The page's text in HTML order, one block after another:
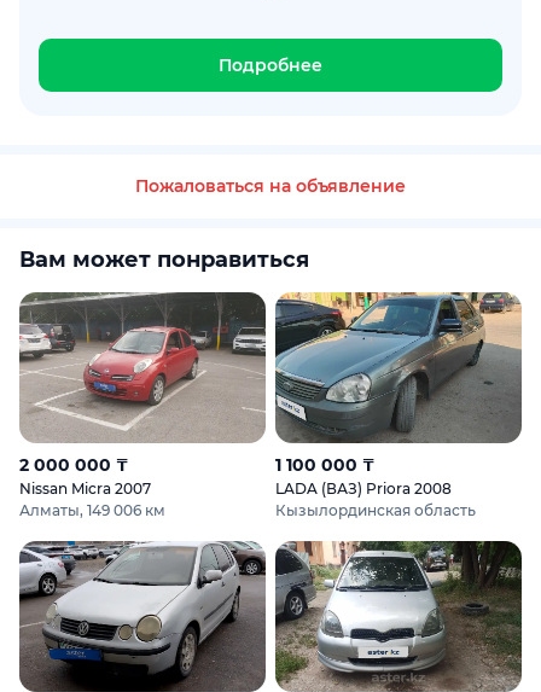
Подробнее
Пожаловаться на объявление
Вам может понравиться
2 000 000 ₸
Nissan Micra 2007
Алматы, 149 006 км
1 100 000 ₸
LADA (ВАЗ) Priora 2008
Кызылординская область